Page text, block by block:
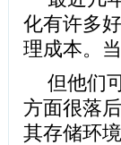
化有许多
理成本。
但他们
方面很落
其存储环